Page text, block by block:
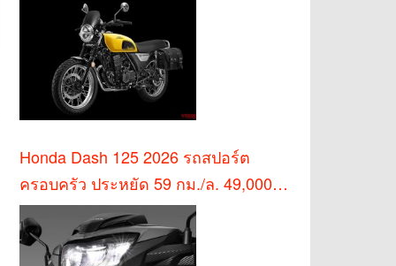
Honda Dash 125 2026 รถสปอร์ต
ครอบครัว ประหยัด 59 กม./ล. 49,000
บาท